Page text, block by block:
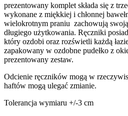
prezentowany komplet składa się z
wykonane z miękkiej i chłonnej
wielokrotnym praniu zachowują
długiego użytkowania. Ręczniki
który ozdobi oraz rozświetli każdą
zapakowany w ozdobne pudełko z
prezentowany zestaw.
Odcienie ręczników mogą w
haftów mogą ulegać zmianie.
Tolerancja wymiaru +/-3 cm